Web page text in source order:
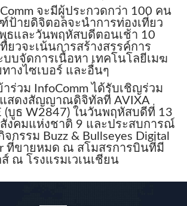
จะมีผู้ประกวดกว่า 100 คน
ายดิจิตอลจะนําการท่องเที่ยว
ธและวันพฤหัสบดีตอนเช้า 10
ยวจะเน้นการสร้างสรรค์การ
บจัดการเนื้อหา เทคโนโลยีเมฆ
างไซเบอร์ และอื่นๆ
ร่วม InfoComm ได้รับเชิญร่วม
สดงสัญญาณดิจิทัลที่ AVIXA
(บูธ W2847) ในวันพฤหัสบดีที่ 13
งคมแห่งชาติ 9 และประสบการณ์
จกรรม Buzz & Bullseyes Digital
ที่ขายหมด ณ สโมสรการบินที่มี
ณ โรงแรมเวเนเชียน